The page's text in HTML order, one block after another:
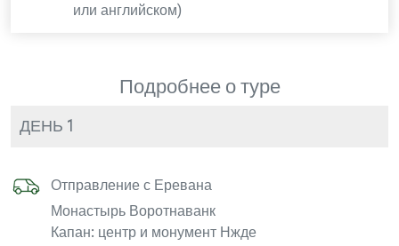
или английском)
Подробнее о туре
ДЕНЬ 1
Отправление с Еревана
Монастырь Воротнаванк
Капан: центр и монумент Нжде